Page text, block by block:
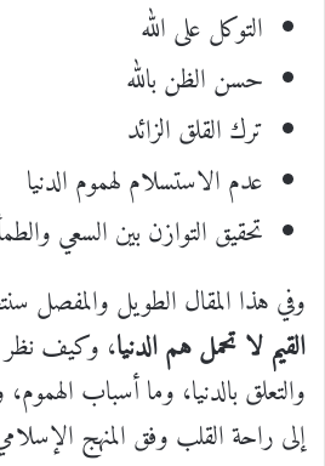
التوكل على الله
حسن الظن بالله
ترك القلق الزائد
عدم الاستسلام لهموم الدنيا
تحقيق التوازن بين السعي
وفي هذا المقال الطويل
القيم لا تحمل هم الدنيا، وكيف نظر
والتعلق بالدنيا، وما أسباب
إلى راحة القلب وفق المنهج